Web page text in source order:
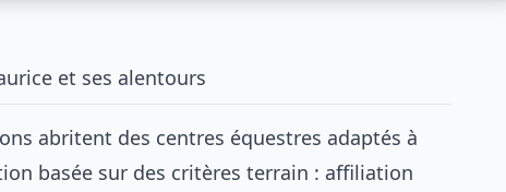
et ses alentours
abritent des centres équestres adaptés à
basée sur des critères terrain : affiliation